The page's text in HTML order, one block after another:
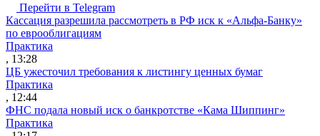
Перейти в Telegram
Кассация разрешила рассмотреть в РФ иск к «Альфа-Банку»
по еврооблигациям
Практика
, 13:28
ЦБ ужесточил требования к листингу ценных бумаг
Практика
, 12:44
ФНС подала новый иск о банкротстве «Кама Шиппинг»
Практика